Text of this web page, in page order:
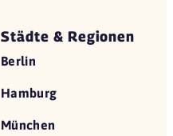
Städte & Regionen
Berlin
Hamburg
München